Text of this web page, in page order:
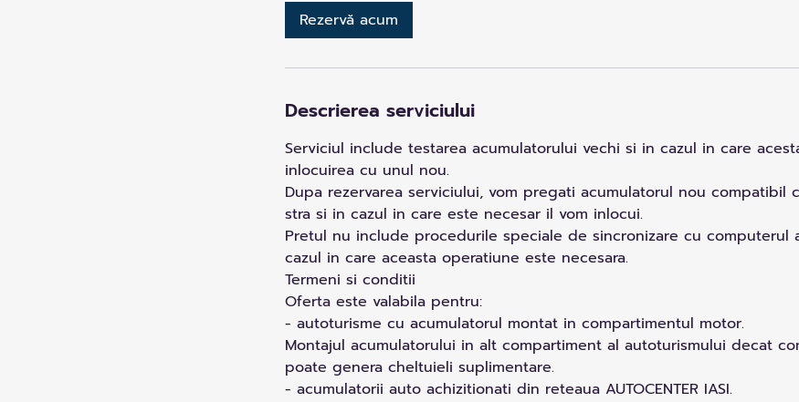
i
n
Rezervă acum
Descrierea serviciului
Serviciul include testarea acumulatorului vechi si in cazul in care
inlocuirea cu unul nou.
Dupa rezervarea serviciului, vom pregati acumulatorul nou compatibil
stra si in cazul in care este necesar il vom inlocui.
Pretul nu include procedurile speciale de sincronizare cu computerul
cazul in care aceasta operatiune este necesara.
Termeni si conditii
Oferta este valabila pentru:
- autoturisme cu acumulatorul montat in compartimentul motor.
Montajul acumulatorului in alt compartiment al autoturismului decat
poate genera cheltuieli suplimentare.
- acumulatorii auto achizitionati din reteaua AUTOCENTER IASI.